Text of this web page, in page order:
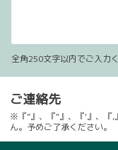
全角250文字以内でご入力
ご連絡先
※『”』、『"』、『'』、『,
ん。予めご了承ください。